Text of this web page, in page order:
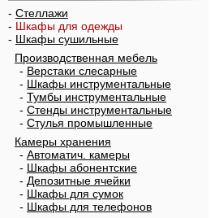
- Стеллажи
- Шкафы для одежды
- Шкафы сушильные
Производственная мебель
- Верстаки слесарные
- Шкафы инструментальные
- Тумбы инструментальные
- Стенды инструментальные
- Стулья промышленные
Камеры хранения
- Автоматич. камеры
- Шкафы абонентские
- Депозитные ячейки
- Шкафы для сумок
- Шкафы для телефонов